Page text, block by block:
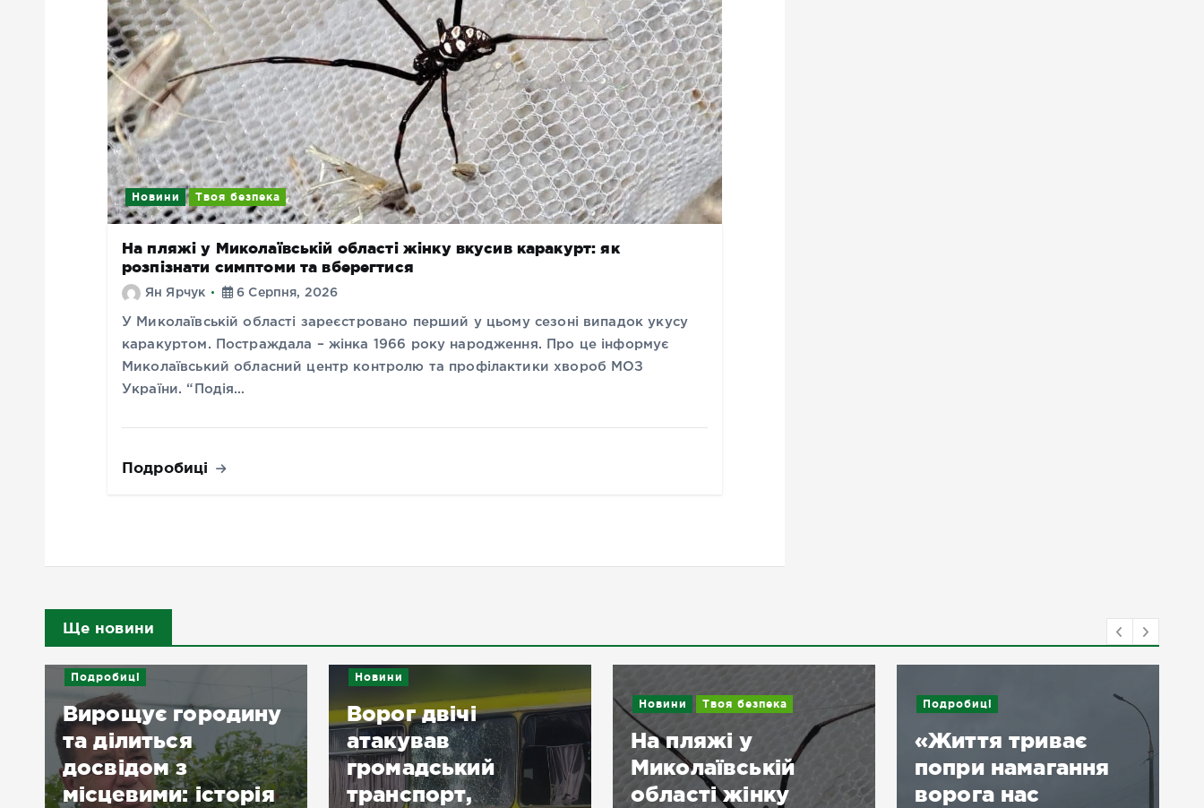
Новини Твоя безпека
На пляжі у Миколаївській області жінку вкусив каракурт: як
розпізнати симптоми та вберегтися
Ян Ярчук 6 Серпня, 2026
У Миколаївській області зареєстровано перший у цьому сезоні випадок укусу
каракуртом. Постраждала – жінка 1966 року народження. Про це інформує
Миколаївський обласний центр контролю та профілактики хвороб МОЗ
України. “Подія…
Подробиці
Ще новини
Подробиці
Вирощує городину
та ділиться
досвідом з
місцевими: історія
Новини
Ворог двічі
атакував
громадський
транспорт,
Новини Твоя безпека
На пляжі у
Миколаївській
області жінку
Подробиці
«Життя триває
попри намагання
ворога нас